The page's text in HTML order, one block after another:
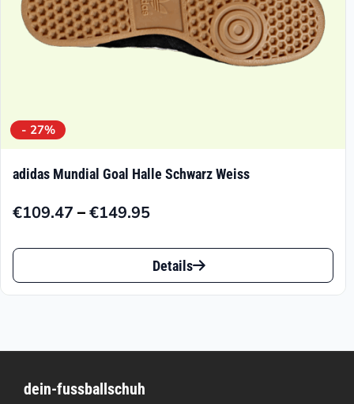
gewählt
- 27%
adidas Mundial Goal Halle Schwarz Weiss
€109.47 –€149.95
Preisspanne:
€109.47
€149.95
Dieses
Produkt
auf.
Details
dein-fussballschuh